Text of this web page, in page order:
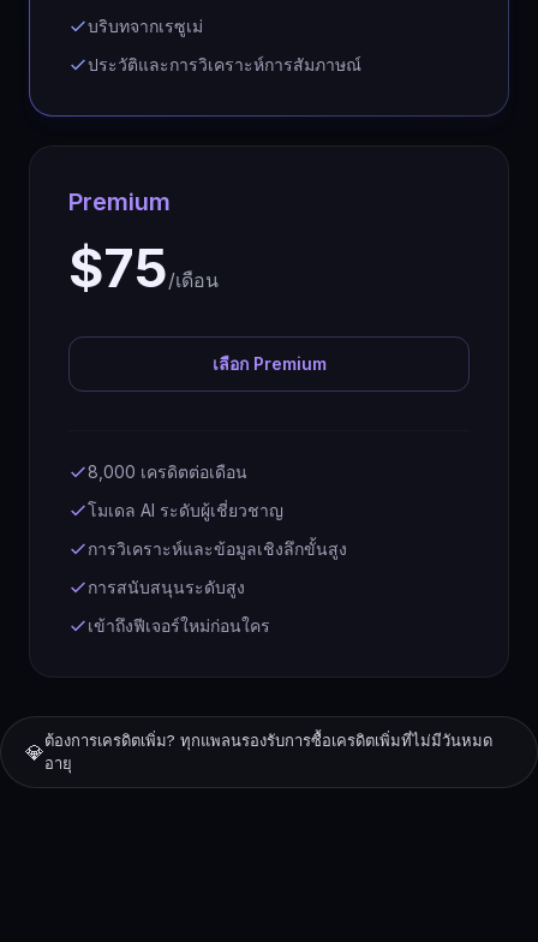
บริบทจากเรซูเม่
ประวัติและการวิเคราะห์การสัมภาษณ์
Premium
$75/เดือน
เลือก Premium
8,000 เครดิตต่อเดือน
โมเดล AI ระดับผู้เชี่ยวชาญ
การวิเคราะห์และข้อมูลเชิงลึกขั้นสูง
การสนับสนุนระดับสูง
เข้าถึงฟีเจอร์ใหม่ก่อนใคร
💎ต้องการเครดิตเพิ่ม? ทุกแพลนรองรับการซื้อเครดิตเพิ่มที่ไม่มีวันหมด
อายุ